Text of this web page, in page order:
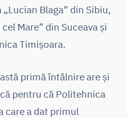
Blaga” din Sibiu,
Mare” din Suceava și
Timișoara.
primă întâlnire are și
pentru că Politehnica
care a dat primul